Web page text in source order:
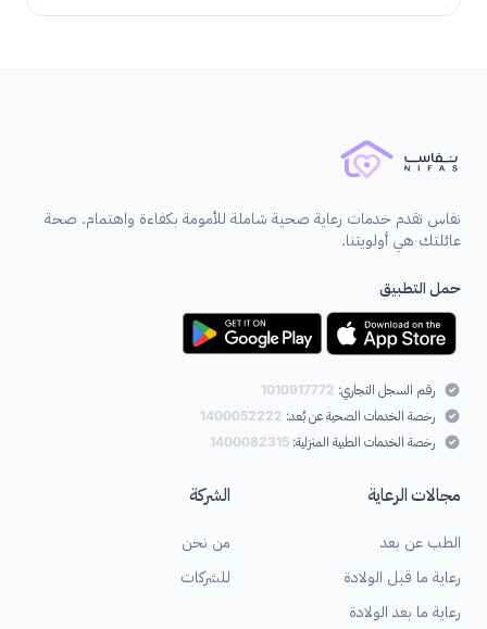
نفاس تقدم خدمات رعاية صحية شاملة للأمومة بكفاءة واهتمام. صحة
عائلتك هي أولويتنا.
حمل التطبيق
رقم السجل التجاري: 1010917772
رخصة الخدمات الصحية عن بُعد: 1400052222
رخصة الخدمات الطبية المنزلية: 1400082315
مجالات الرعاية
الطب عن بعد
رعاية ما قبل الولادة
رعاية ما بعد الولادة
الشركة
من نحن
للشركات